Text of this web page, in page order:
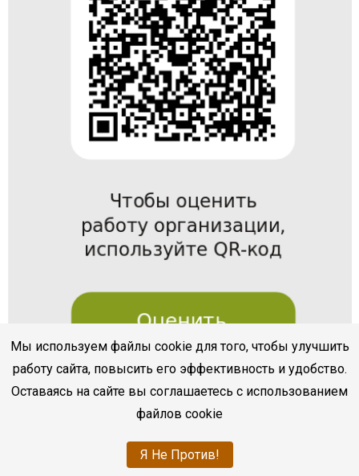
bukvoed.cbssev.ru| Разработка
Мы используем файлы cookie для того, чтобы улучшить
работу сайта, повысить его эффективность и удобство.
Оставаясь на сайте вы соглашаетесь с использованием
файлов cookie
Я Не Против!